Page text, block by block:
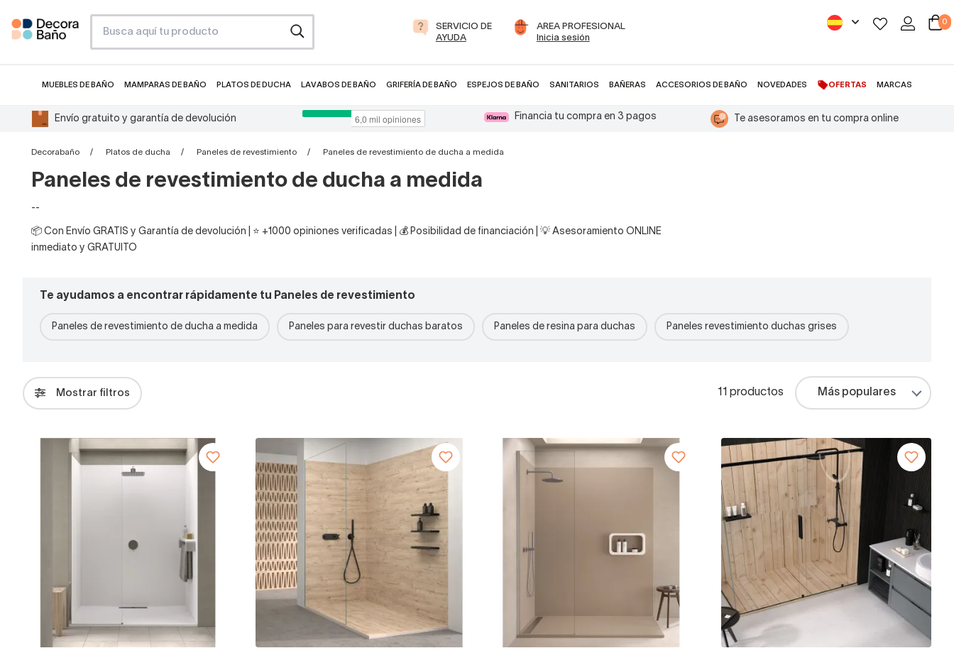
SERVICIO DE
AYUDA
AREA PROFESIONAL
Inicia sesión
0
MUEBLES DE BAÑO MAMPARAS DE BAÑO PLATOS DE DUCHA LAVABOS DE BAÑO GRIFERÍA DE BAÑO ESPEJOS DE BAÑO SANITARIOS BAÑERAS ACCESORIOS DE BAÑO NOVEDADES OFERTAS MARCAS
Envío gratuito y garantía de devolución Financia tu compra en 3 pagos Te asesoramos en tu compra online
Decorabaño Platos de ducha Paneles de revestimiento Paneles de revestimiento de ducha a medida
Paneles de revestimiento de ducha a medida
--
📦 Con Envío GRATIS y Garantía de devolución | ⭐ +1000 opiniones verificadas | 💰 Posibilidad de financiación | 💡 Asesoramiento ONLINE
inmediato y GRATUITO
Te ayudamos a encontrar rápidamente tu Paneles de revestimiento
Paneles de revestimiento de ducha a medida Paneles para revestir duchas baratos Paneles de resina para duchas Paneles revestimiento duchas grises
Mostrar filtros 11 productos